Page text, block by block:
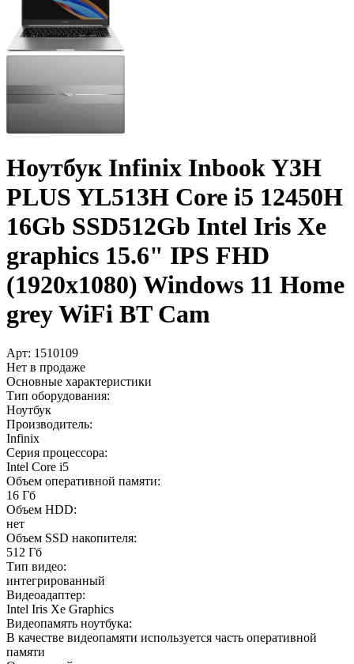
Ноутбук Infinix Inbook Y3H
PLUS YL513H Core i5 12450H
16Gb SSD512Gb Intel Iris Xe
graphics 15.6" IPS FHD
(1920x1080) Windows 11 Home
grey WiFi BT Cam
Арт: 1510109
Нет в продаже
Основные характеристики
Тип оборудования:
Ноутбук
Производитель:
Infinix
Серия процессора:
Intel Core i5
Объем оперативной памяти:
16 Гб
Объем HDD:
нет
Объем SSD накопителя:
512 Гб
Тип видео:
интегрированный
Видеоадаптер:
Intel Iris Xe Graphics
Видеопамять ноутбука:
В качестве видеопамяти используется часть оперативной
памяти